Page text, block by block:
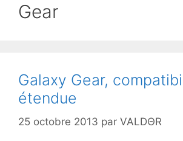
Gear
Galaxy Gear,
étendue
25 octobre 2013 par VALDΘR